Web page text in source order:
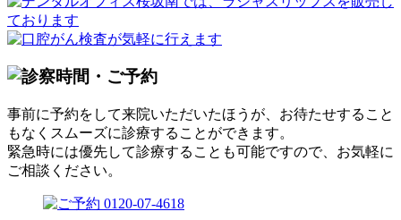
事前に予約をして来院いただいたほうが、お待たせすること
もなくスムーズに診療することができます。
緊急時には優先して診療することも可能ですので、お気軽に
ご相談ください。